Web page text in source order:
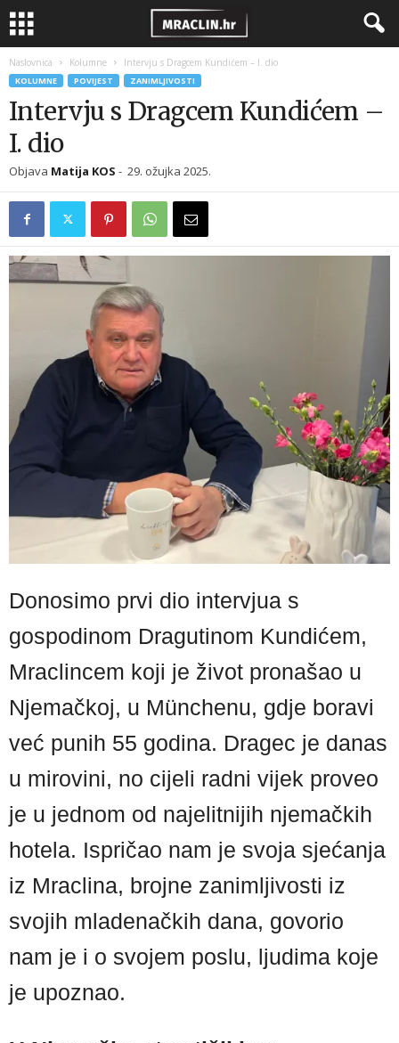
Naslovnica Kolumne Intervju s Dragcem Kundićem – I. dio
KOLUMNE POVIJEST ZANIMLJIVOSTI
Intervju s Dragcem Kundićem –
I. dio
Objava Matija KOS - 29. ožujka 2025.
Donosimo prvi dio intervjua s
gospodinom Dragutinom Kundićem,
Mraclincem koji je život pronašao u
Njemačkoj, u Münchenu, gdje boravi
već punih 55 godina. Dragec je danas
u mirovini, no cijeli radni vijek proveo
je u jednom od najelitnijih njemačkih
hotela. Ispričao nam je svoja sjećanja
iz Mraclina, brojne zanimljivosti iz
svojih mladenačkih dana, govorio
nam je i o svojem poslu, ljudima koje
je upoznao.